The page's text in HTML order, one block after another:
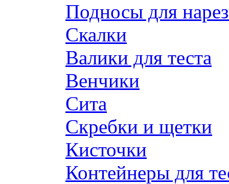
Подносы для
Скалки
Валики для теста
Венчики
Сита
Скребки и щетки
Кисточки
Контейнеры для